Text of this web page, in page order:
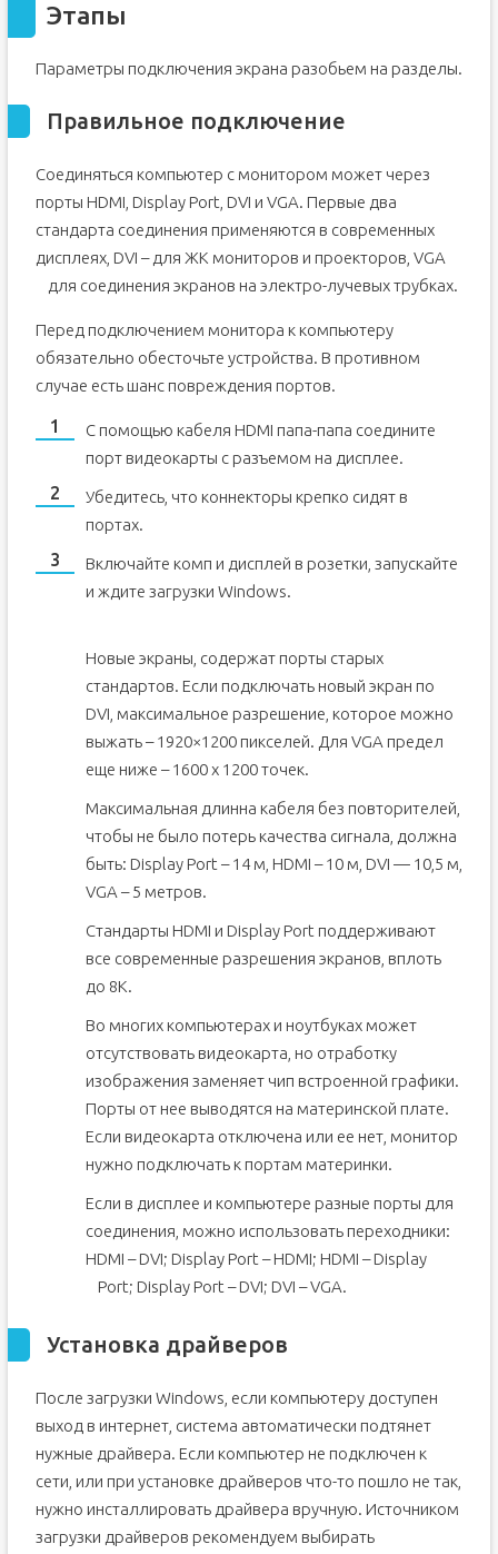
Этапы
Параметры подключения экрана разобьем на разделы.
Правильное подключение
Соединяться компьютер с монитором может через
порты HDMI, Display Port, DVI и VGA. Первые два
стандарта соединения применяются в современных
дисплеях, DVI – для ЖК мониторов и проекторов, VGA
для соединения экранов на электро-лучевых трубках.
Перед подключением монитора к компьютеру
обязательно обесточьте устройства. В противном
случае есть шанс повреждения портов.
С помощью кабеля HDMI папа-папа соедините
порт видеокарты с разъемом на дисплее.
Убедитесь, что коннекторы крепко сидят в
портах.
Включайте комп и дисплей в розетки, запускайте
и ждите загрузки Windows.
Новые экраны, содержат порты старых
стандартов. Если подключать новый экран по
DVI, максимальное разрешение, которое можно
выжать – 1920×1200 пикселей. Для VGA предел
еще ниже – 1600 x 1200 точек.
Максимальная длинна кабеля без повторителей,
чтобы не было потерь качества сигнала, должна
быть: Display Port – 14 м, HDMI – 10 м, DVI — 10,5 м,
VGA – 5 метров.
Стандарты HDMI и Display Port поддерживают
все современные разрешения экранов, вплоть
до 8K.
Во многих компьютерах и ноутбуках может
отсутствовать видеокарта, но отработку
изображения заменяет чип встроенной графики.
Порты от нее выводятся на материнской плате.
Если видеокарта отключена или ее нет, монитор
нужно подключать к портам материнки.
Если в дисплее и компьютере разные порты для
соединения, можно использовать переходники:
HDMI – DVI; Display Port – HDMI; HDMI – Display
Port; Display Port – DVI; DVI – VGA.
Установка драйверов
После загрузки Windows, если компьютеру доступен
выход в интернет, система автоматически подтянет
нужные драйвера. Если компьютер не подключен к
сети, или при установке драйверов что-то пошло не так,
нужно инсталлировать драйвера вручную. Источником
загрузки драйверов рекомендуем выбирать